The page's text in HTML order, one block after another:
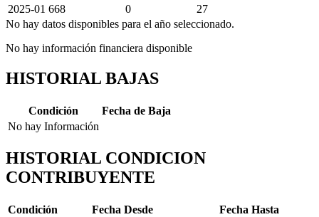
2025-01 668 0
27
No hay datos disponibles para el año seleccionado.
No hay información financiera disponible
HISTORIAL BAJAS
Condición
Fecha de Baja
No hay Información
HISTORIAL CONDICION
CONTRIBUYENTE
Condición Fecha Desde
Fecha Hasta